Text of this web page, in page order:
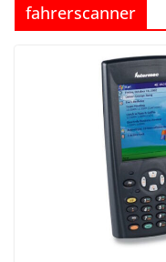
fahrerscanner